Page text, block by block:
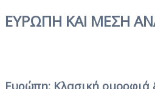
ΕΥΡΩΠΗ ΚΑΙ ΜΕΣΗ
Ευρώπη: Κλασική ομορφιά